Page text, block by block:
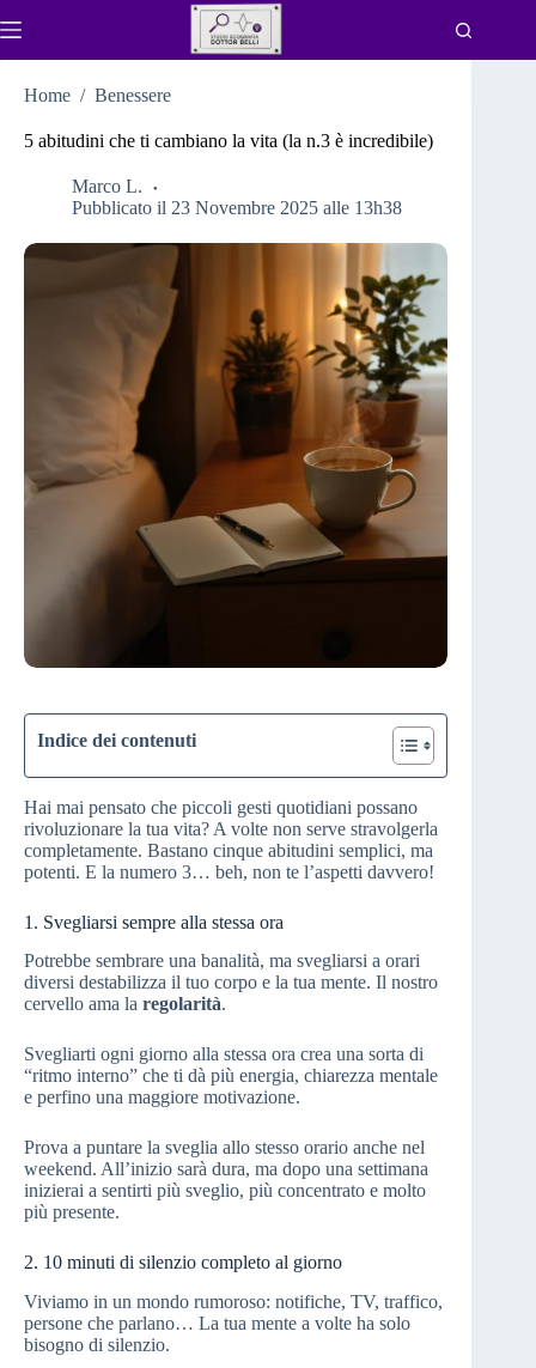
al
Home / Benessere
5 abitudini che ti cambiano la vita (la n.3 è incredibile)
Marco L.
Pubblicato il 23 Novembre 2025 alle 13h38
Indice dei contenuti
Hai mai pensato che piccoli gesti quotidiani possano
rivoluzionare la tua vita? A volte non serve stravolgerla
completamente. Bastano cinque abitudini semplici, ma
potenti. E la numero 3… beh, non te l’aspetti davvero!
1. Svegliarsi sempre alla stessa ora
Potrebbe sembrare una banalità, ma svegliarsi a orari
diversi destabilizza il tuo corpo e la tua mente. Il nostro
cervello ama la regolarità.
Svegliarti ogni giorno alla stessa ora crea una sorta di
“ritmo interno” che ti dà più energia, chiarezza mentale
e perfino una maggiore motivazione.
Prova a puntare la sveglia allo stesso orario anche nel
weekend. All’inizio sarà dura, ma dopo una settimana
inizierai a sentirti più sveglio, più concentrato e molto
più presente.
2. 10 minuti di silenzio completo al giorno
Viviamo in un mondo rumoroso: notifiche, TV, traffico,
persone che parlano… La tua mente a volte ha solo
bisogno di silenzio.